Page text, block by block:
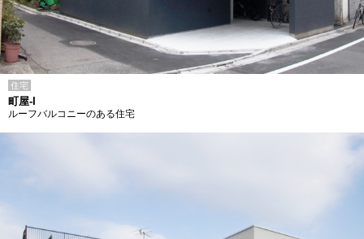
住宅
町屋-I
ルーフバルコニーのある住宅